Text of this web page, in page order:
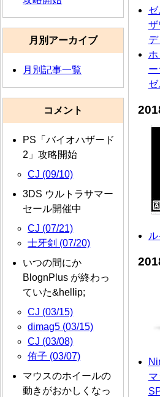
月別アーカイブ
月別記事一覧
コメント
PS「バイオハザード
2」攻略開始
CJ (09/10)
3DS ウルトラサマー
セール開催中
CJ (07/21)
士牙剣 (07/20)
いつの間にか
BlognPlus が終わっ
ていた&hellip;
CJ (03/15)
dimag5 (03/15)
CJ (03/08)
侑子 (03/07)
マウスのホイールの
動きがおかしくなっ
ザ
デ